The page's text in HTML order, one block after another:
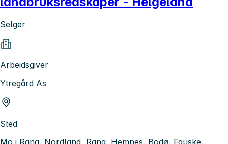
Selger
Arbeidsgiver
Ytregård As
Sted
Mo i Rana, Nordland, Rana, Hemnes, Bodø, Fauske,